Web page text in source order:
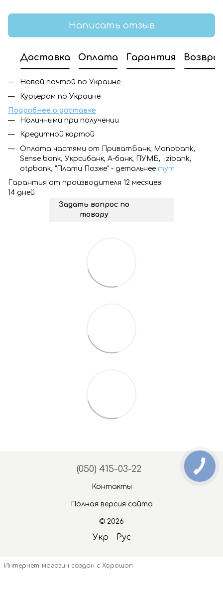
Написать отзыв
Доставка Оплата Гарантия
Новой почтой по Украине
Курьером по Украине
Подробнее о доставке
Наличными при получении
Кредитной картой
Оплата частями от ПриватБанк, Monobank,
Sense bank, Укрсибанк, А-банк, ПУМБ, izibank,
otpbank, "Плати Позже" - детальнее тут
Гарантия от производителя 12 месяцев
14 дней
Задать вопрос по
товару
(050) 415-03-22
Контакты
Полная версия сайта
© 2026
Укр Рус
Интернет-магазин создан с Хорошоп